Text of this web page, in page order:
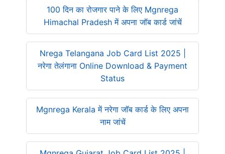
100 दिन का रोजगार पाने के लिए Mgnrega
Himachal Pradesh में अपना जॉब कार्ड जांचें
Nrega Telangana Job Card List 2025 |
नरेगा तेलंगाना Online Download & Payment
Status
Mgnrega Kerala में नरेगा जॉब कार्ड के लिए अपना
नाम जांचें